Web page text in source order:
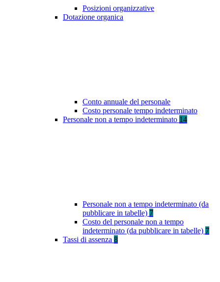
Posizioni organizzative
Dotazione organica
Conto annuale del personale
Costo personale tempo indeterminato
Personale non a tempo indeterminato 14
Personale non a tempo indeterminato (da
pubblicare in tabelle) 7
Costo del personale non a tempo
indeterminato (da pubblicare in tabelle) 7
Tassi di assenza 8